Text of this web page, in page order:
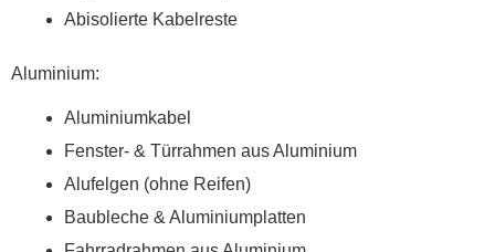
Abisolierte Kabelreste
Aluminium:
Aluminiumkabel
Fenster- & Türrahmen aus Aluminium
Alufelgen (ohne Reifen)
Baubleche & Aluminiumplatten